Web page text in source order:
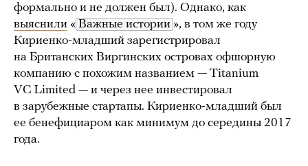
формально и не должен был). Однако, как
выяснили « Важные истории », в том же году
Кириенко-младший зарегистрировал
на Британских Виргинских островах офшорную
компанию с похожим названием — Titanium
VC Limited — и через нее инвестировал
в зарубежные стартапы. Кириенко-младший был
ее бенефициаром как минимум до середины 2017
года.